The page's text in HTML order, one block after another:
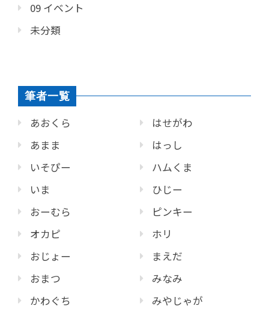
09 イベント
未分類
筆者一覧
あおくら
あまま
いそぴー
いま
おーむら
オカピ
おじょー
おまつ
かわぐち
はせがわ
はっし
ハムくま
ひじー
ピンキー
ホリ
まえだ
みなみ
みやじゃが